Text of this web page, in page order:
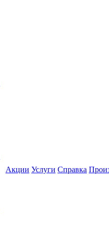
Акции Услуги Справка